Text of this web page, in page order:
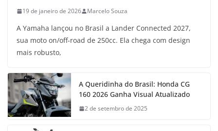
19 de janeiro de 2026 Marcelo Souza
A Yamaha lançou no Brasil a Lander Connected 2027,
sua moto on/off-road de 250cc. Ela chega com design
mais robusto,
A Queridinha do Brasil: Honda CG
160 2026 Ganha Visual Atualizado
2 de setembro de 2025